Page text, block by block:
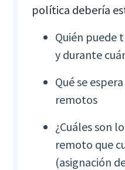
política debería
Quién puede
y durante
Qué se
remotos
¿Cuáles son
remoto que
(asignación